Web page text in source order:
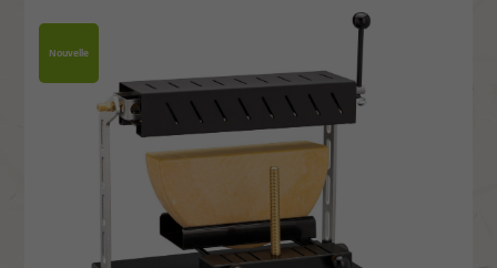
Nouvelle